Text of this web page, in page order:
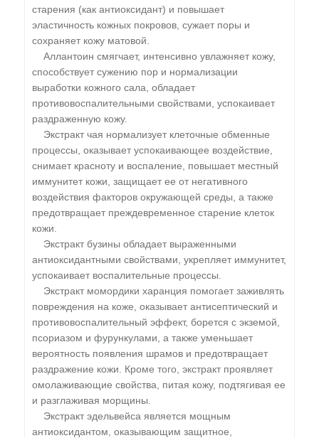
старения (как антиоксидант) и повышает
эластичность кожных покровов, сужает поры и
сохраняет кожу матовой.
Аллантоин смягчает, интенсивно увлажняет кожу,
способствует сужению пор и нормализации
выработки кожного сала, обладает
противовоспалительными свойствами, успокаивает
раздраженную кожу.
Экстракт чая нормализует клеточные обменные
процессы, оказывает успокаивающее воздействие,
снимает красноту и воспаление, повышает местный
иммунитет кожи, защищает ее от негативного
воздействия факторов окружающей среды, а также
предотвращает преждевременное старение клеток
кожи.
Экстракт бузины обладает выраженными
антиоксидантными свойствами, укрепляет иммунитет,
успокаивает воспалительные процессы.
Экстракт момордики харанция помогает заживлять
повреждения на коже, оказывает антисептический и
противовоспалительный эффект, борется с экземой,
псориазом и фурункулами, а также уменьшает
вероятность появления шрамов и предотвращает
раздражение кожи. Кроме того, экстракт проявляет
омолаживающие свойства, питая кожу, подтягивая ее
и разглаживая морщины.
Экстракт эдельвейса является мощным
антиоксидантом, оказывающим защитное,